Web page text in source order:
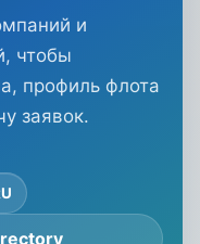
и
чтобы
профиль флота
заявок.